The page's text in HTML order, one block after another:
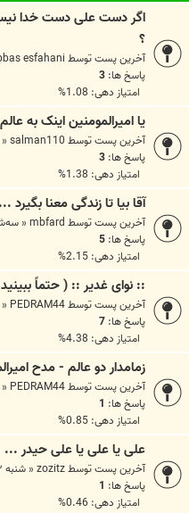
اگر دست علی دست خدا
؟
آخرین پست توسطesfahani
پاسخ ها: 3
امتیاز دهی: 1.08%
یا امیرالمومنین اینک به
آخرین پست توسطsalman110
«
پاسخ ها: 3
امتیاز دهی: 1.38%
آقا بیا تا زندگی معنا بگیرد ...
آخرین پست توسطmbfard
« سه‌شنبه ۲ آذر
پاسخ ها: 5
امتیاز دهی: 2.15%
:: نوای غدیر :: ( حتماً
آخرین پست توسطPEDRAM44
«
پاسخ ها: 7
امتیاز دهی: 4.38%
زمامدار دو عالم - مدح
آخرین پست توسطPEDRAM44
«
پاسخ ها: 1
امتیاز دهی: 0.85%
علی یا علی یا علی حیدر ...
آخرین پست توسطzozitz
« شنبه ۲۲ خرداد ۱۳۸۹, ۲:۵۴ ق.ظ
پاسخ ها: 1
امتیاز دهی: 0.46%